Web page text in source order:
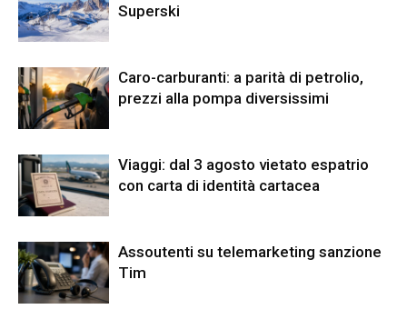
Superski
Caro-carburanti: a parità di petrolio,
prezzi alla pompa diversissimi
Viaggi: dal 3 agosto vietato espatrio
con carta di identità cartacea
Assoutenti su telemarketing sanzione
Tim